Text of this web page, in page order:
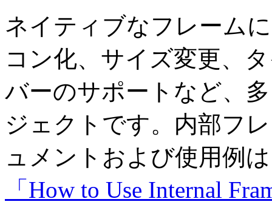
ネイティブなフレーム
コン化、サイズ変更、
バーのサポートなど、
ジェクトです。内部フ
ュメントおよび使用例
「How to Use Internal